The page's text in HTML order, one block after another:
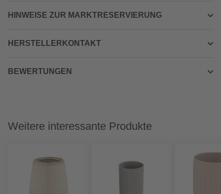
HINWEISE ZUR MARKTRESERVIERUNG
HERSTELLERKONTAKT
BEWERTUNGEN
Weitere interessante Produkte